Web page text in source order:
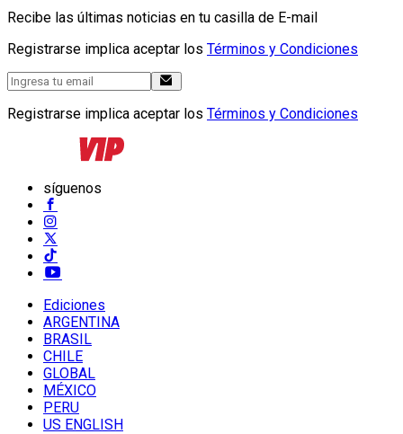
Recibe las últimas noticias en tu casilla de E-mail
Registrarse implica aceptar los Términos y Condiciones
Registrarse implica aceptar los Términos y Condiciones
síguenos
Ediciones
ARGENTINA
BRASIL
CHILE
GLOBAL
MÉXICO
PERU
US ENGLISH